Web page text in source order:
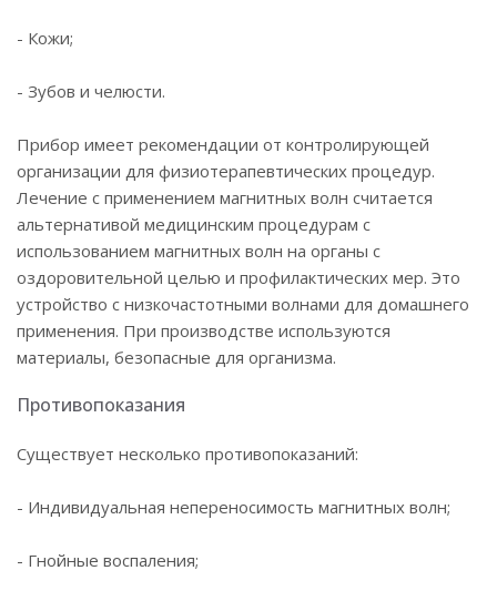
- Кожи;
- Зубов и челюсти.
Прибор имеет рекомендации от контролирующей
организации для физиотерапевтических процедур.
Лечение с применением магнитных волн считается
альтернативой медицинским процедурам с
использованием магнитных волн на органы с
оздоровительной целью и профилактических мер. Это
устройство с низкочастотными волнами для домашнего
применения. При производстве используются
материалы, безопасные для организма.
Противопоказания
Существует несколько противопоказаний:
- Индивидуальная непереносимость магнитных волн;
- Гнойные воспаления;